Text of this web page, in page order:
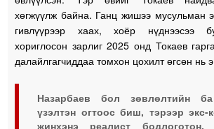
хөгжүүлж байна. Ганц жишээ мусульман
гивлүүрээр хаах, хоёр нүднээсээ
хориглосон зарлиг 2025 онд Токаев
далайлгагчиддаа томхон цохилт өгсөн нь
Назарбаев бол зөвлөлтийн
үзэлтэн огтоос биш, тэрээр экс-
жинхэнэ реалист бодлоготон,